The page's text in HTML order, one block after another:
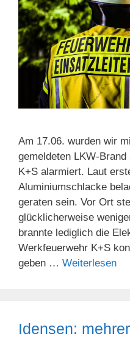
Am 17.06. wurden wir
gemeldeten LKW-
K+S alarmiert. Laut
Aluminiumschlacke
geraten sein. Vor Ort
glücklicherweise
brannte lediglich die
Werkfeuerwehr K+S
geben … Weiterlesen
Idensen: